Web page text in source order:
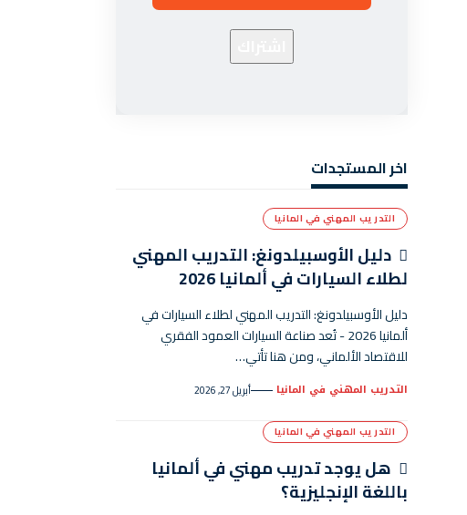
اخر المستجدات
التدريب المهني في المانيا
دليل الأوسبيلدونغ: التدريب المهني
لطلاء السيارات في ألمانيا 2026
دليل الأوسبيلدونغ: التدريب المهني لطلاء السيارات في
ألمانيا 2026 - تُعد صناعة السيارات العمود الفقري
للاقتصاد الألماني، ومن هنا تأتي…
التدريب المهني في المانيا أبريل 27, 2026
التدريب المهني في المانيا
هل يوجد تدريب مهني في ألمانيا
باللغة الإنجليزية؟